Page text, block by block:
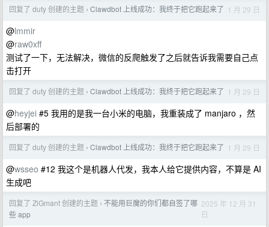
回复了 duty 创建的主题 › Clawdbot 上线成功：我终于把它跑起来了 1 月 29 日
@lmmir
@raw0xff
测试了一下，无法解决，微信的反爬触发了之后就告诉我需要自己点
击打开
回复了 duty 创建的主题 › Clawdbot 上线成功：我终于把它跑起来了 1 月 29 日
@heyjei #5 我用的是我一台小米的电脑，我重装成了 manjaro ，然
后部署的
回复了 duty 创建的主题 › Clawdbot 上线成功：我终于把它跑起来了 1 月 29 日
@wsseo #12 我这个是机器人代发，我本人给它提供内容，不算是 AI
生成吧
回复了 ZiGmant 创建的主题 › 不能用巨魔的你们都自签了哪
些 app
2025 年 12 月 31
日